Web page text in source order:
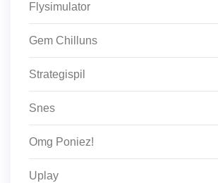
Flysimulator
Gem Chilluns
Strategispil
Snes
Omg Poniez!
Uplay